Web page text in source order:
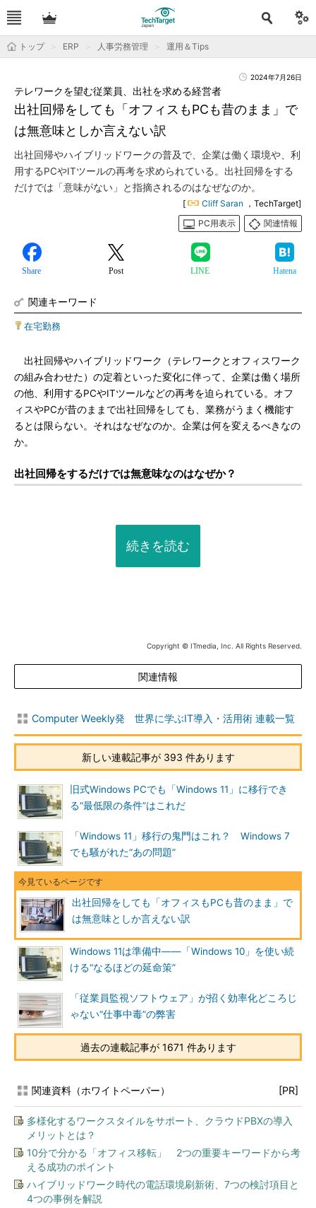
トップ ERP 人事労務管理 運用＆Tips
2024年7月26日
出社回帰をしても「オフィスもPCも昔のまま」で
は無意味としか言えない訳
テレワークを望む従業員、出社を求める経営者
出社回帰やハイブリッドワークの普及で、企業は働く環境や、利
用するPCやITツールの再考を求められている。出社回帰をする
だけでは「意味がない」と指摘されるのはなぜなのか。
[ Cliff Saran ，TechTarget]
PC用表示
関連情報
Share Post LINE Hatena
関連キーワード
在宅勤務
出社回帰やハイブリッドワーク（テレワークとオフィスワーク
の組み合わせた）の定着といった変化に伴って、企業は働く場所
の他、利用するPCやITツールなどの再考を迫られている。オフ
ィスやPCが昔のままで出社回帰をしても、業務がうまく機能す
るとは限らない。それはなぜなのか。企業は何を変えるべきなの
か。
出社回帰をするだけでは無意味なのはなぜか？
続きを読む
Copyright © ITmedia, Inc. All Rights Reserved.
関連情報
Computer Weekly発 世界に学ぶIT導入・活用術 連載一覧
新しい連載記事が 393 件あります
旧式Windows PCでも「Windows 11」に移行でき
る“最低限の条件”はこれだ
「Windows 11」移行の鬼門はこれ？ Windows 7
でも騒がれた“あの問題”
出社回帰をしても「オフィスもPCも昔のまま」で
は無意味としか言えない訳
Windows 11は準備中――「Windows 10」を使い続
ける“なるほどの延命策”
「従業員監視ソフトウェア」が招く効率化どころじ
ゃない“仕事中毒”の弊害
過去の連載記事が 1671 件あります
関連資料（ホワイトペーパー） [PR]
多様化するワークスタイルをサポート、クラウドPBXの導入
メリットとは？
10分で分かる「オフィス移転」 2つの重要キーワードから考
える成功のポイント
ハイブリッドワーク時代の電話環境刷新術、7つの検討項目と
4つの事例を解説